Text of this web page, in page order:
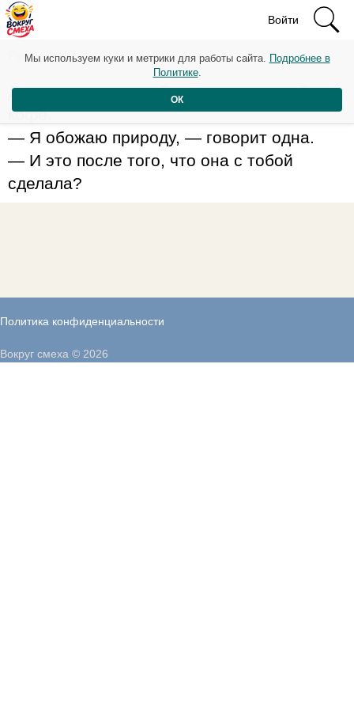
Войти
Рейтинг: 40
Две приятельницы болтают за чашкой
кофе.
— Я обожаю природу, — говорит одна.
— И это после того, что она с тобой
сделала?
Политика конфиденциальности
Мы используем куки и метрики для работы сайта. Подробнее в
Политике.
ОК
Вокруг смеха © 2026